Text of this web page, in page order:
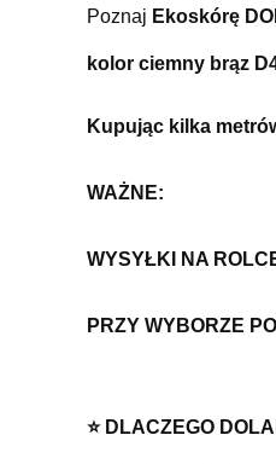
Poznaj Ekoskórę
kolor ciemny brąz
Kupując kilka
WAŻNE:
WYSYŁKI NA
PRZY WYBORZE
⭐ DLACZEGO